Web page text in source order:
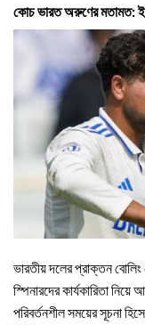
কোচ ভারত অরুণের মতামত:
ভারতীয় দলের প্রাক্তন
স্পিনারদের কার্যকারিতা
পরিবর্তনশীল সময়ের সূচনা